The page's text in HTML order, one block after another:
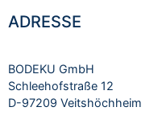
ADRESSE
BODEKU GmbH
Schleehofstraße 12
D-97209 Veitshöchheim